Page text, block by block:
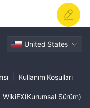
United States
Kullanım Koşulları
WikiFX(Kurumsal Sürüm)